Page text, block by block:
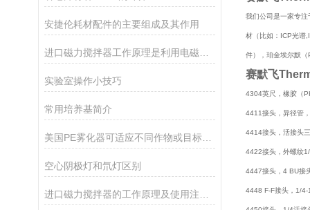
安捷伦耗材配件的主要组成及其作用
进口磁力搅拌器工作原理是利用电磁感应原理
实验室操作小技巧
常用培养基简介
空心阴极灯和氘灯区别
我们公司是一家专
材（比如：ICP光谱
件），珀金埃尔默
赛默飞
4304英尺，橡胶（
4411接头，异径管
4414接头，活接头
4422接头，外螺纹
4447接头，4 BU接
4448 F-F接头，1/